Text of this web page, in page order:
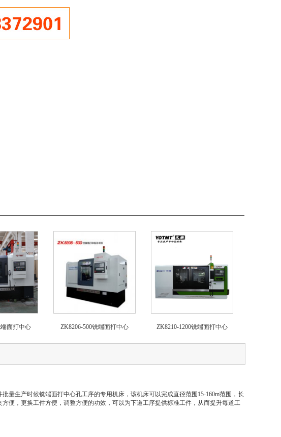
面打中心 ZK8206-500铣端面打中心 ZK8210-1200铣端面打中心
量生产时候铣端面打中心孔工序的专用机床，该机床可以完成直径范围15-160m范围，长
方便，更换工件方便，调整方便的功效，可以为下道工序提供标准工件，从而提升每道工